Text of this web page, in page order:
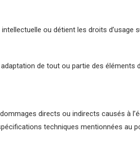
ou détient les droits
de tout ou partie des éléments
directs ou indirects causés à
techniques mentionnées au